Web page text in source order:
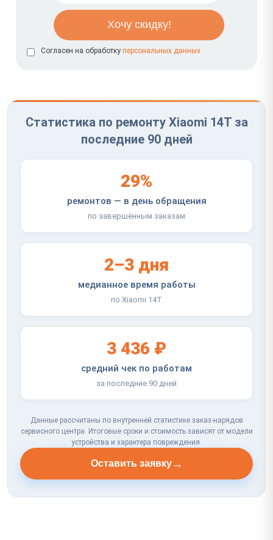
Согласен на обработку персональных данных
Статистика по ремонту Xiaomi 14T за
последние 90 дней
29%
ремонтов — в день обращения
по завершённым заказам
2–3 дня
медианное время работы
по Xiaomi 14T
3 436 ₽
средний чек по работам
за последние 90 дней
Данные рассчитаны по внутренней статистике заказ-нарядов
сервисного центра. Итоговые сроки и стоимость зависят от модели
устройства и характера повреждения.
Оставить заявку→